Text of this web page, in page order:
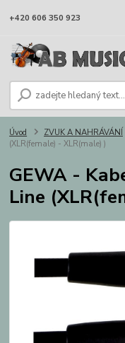
+420 606 350 923
Úvod ZVUK A NAHRÁVÁNÍ
(XLR(female) - XLR(male) )
GEWA -
Line